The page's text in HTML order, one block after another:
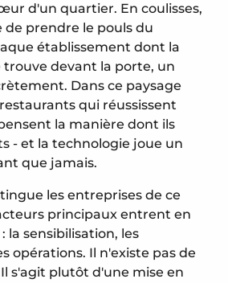
d'un quartier. En coulisses,
de prendre le pouls du
établissement dont la
devant la porte, un
Dans ce paysage
qui réussissent
la manière dont ils
- et la technologie joue un
que jamais.
les entreprises de ce
principaux entrent en
la sensibilisation, les
opérations. Il n'existe pas de
s'agit plutôt d'une mise en